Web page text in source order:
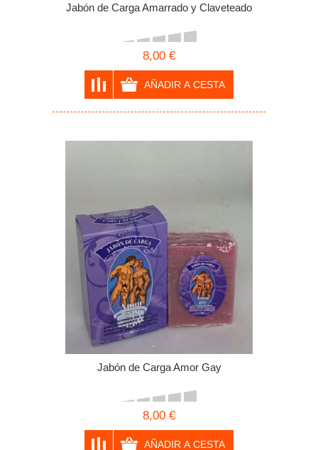
Jabón de Carga Amarrado y Claveteado
8,00 €
Jabón de Carga Amor Gay
8,00 €